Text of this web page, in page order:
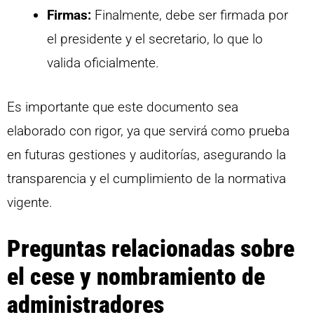
Firmas: Finalmente, debe ser firmada por
el presidente y el secretario, lo que lo
valida oficialmente.
Es importante que este documento sea
elaborado con rigor, ya que servirá como prueba
en futuras gestiones y auditorías, asegurando la
transparencia y el cumplimiento de la normativa
vigente.
Preguntas relacionadas sobre
el cese y nombramiento de
administradores